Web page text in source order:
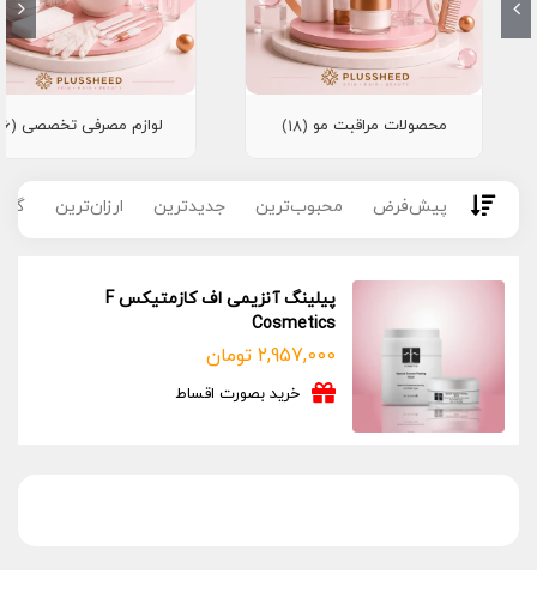
محصولات مراقبت مو (18) لوازم مصرفی تخصصی (16)
پیش‌فرض محبوب‌ترین جدیدترین ارزان‌ترین
پیلینگ آنزیمی اف کازمتیکس F
Cosmetics
2,957,000 تومان
خرید بصورت اقساط